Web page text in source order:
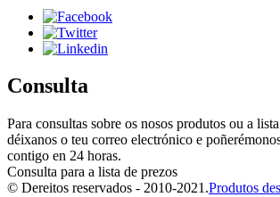
Consulta
Para consultas sobre os nosos produtos ou a
déixanos o teu correo electrónico e
contigo en 24 horas.
Consulta para a lista de prezos
© Dereitos reservados - 2010-2021.Produtos